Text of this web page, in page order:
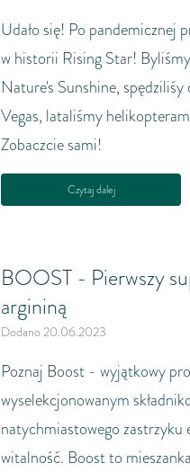
Udało się! Po pandemicznej
w historii Rising Star!
Nature's Sunshine,
Vegas, lataliśmy
Zobaczcie sami!
Czytaj dalej
BOOST - Pierwszy
argininą
Dodano 20.06.2023
Poznaj Boost - wyjątkowy
wyselekcjonowanym
natychmiastowego zastrzyku
witalność. Boost to